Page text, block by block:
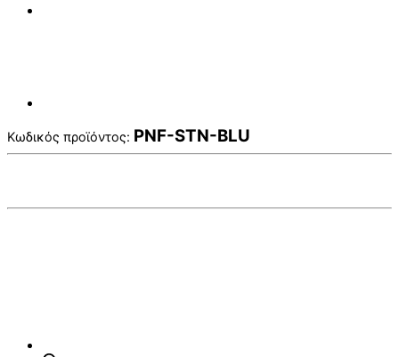
Κωδικός προϊόντος: PNF-STN-BLU